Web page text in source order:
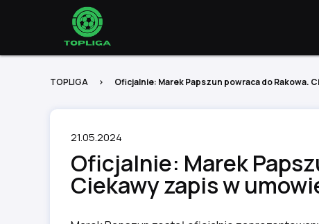
TOPLIGA Oficjalnie: Marek Papszun powraca do Rakowa.
21.05.2024
Oficjalnie: Marek
Ciekawy zapis w